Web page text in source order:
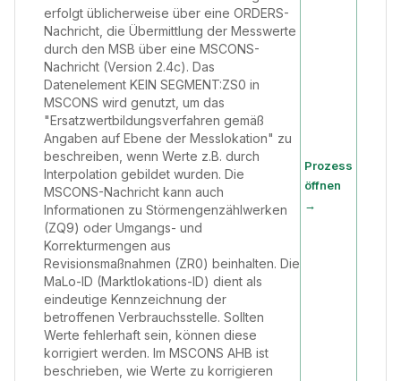
erfolgt üblicherweise über eine ORDERS-
Nachricht, die Übermittlung der Messwerte
durch den MSB über eine MSCONS-
Nachricht (Version 2.4c). Das
Datenelement KEIN SEGMENT:ZS0 in
MSCONS wird genutzt, um das
"Ersatzwertbildungsverfahren gemäß
Angaben auf Ebene der Messlokation" zu
beschreiben, wenn Werte z.B. durch
Interpolation gebildet wurden. Die
MSCONS-Nachricht kann auch
Informationen zu Störmengenzählwerken
(ZQ9) oder Umgangs- und
Korrekturmengen aus
Revisionsmaßnahmen (ZR0) beinhalten. Die
MaLo-ID (Marktlokations-ID) dient als
eindeutige Kennzeichnung der
betroffenen Verbrauchsstelle. Sollten
Werte fehlerhaft sein, können diese
korrigiert werden. Im MSCONS AHB ist
beschrieben, wie Werte zu korrigieren
Prozess
öffnen
→